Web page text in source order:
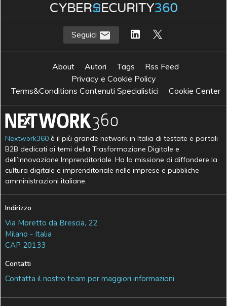
Seguici
About Autori Tags
Rss Feed
Privacy e Cookie Policy
Terms&Conditions Contenuti Specialistici
Cookie Center
Nextwork360 è il più grande network in Italia di testate e portali
B2B dedicati ai temi della Trasformazione Digitale e
dell’Innovazione Imprenditoriale. Ha la missione di diffondere la
cultura digitale e imprenditoriale nelle imprese e pubbliche
amministrazioni italiane.
Indirizzo
Via Moretto da Brescia, 22
Milano - Italia
CAP 20133
Contatti
Contatta il nostro team per maggiori informazioni